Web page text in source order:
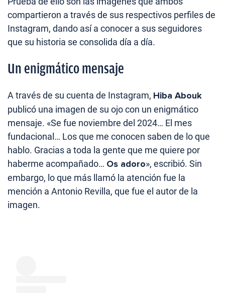
compartieron a través de sus respectivos perfiles de
Instagram, dando así a conocer a sus seguidores
que su historia se consolida día a día.
Un enigmático mensaje
A través de su cuenta de Instagram, Hiba Abouk
publicó una imagen de su ojo con un enigmático
mensaje. «Se fue noviembre del 2024… El mes
fundacional… Los que me conocen saben de lo que
hablo. Gracias a toda la gente que me quiere por
haberme acompañado… Os adoro», escribió. Sin
embargo, lo que más llamó la atención fue la
mención a Antonio Revilla, que fue el autor de la
imagen.